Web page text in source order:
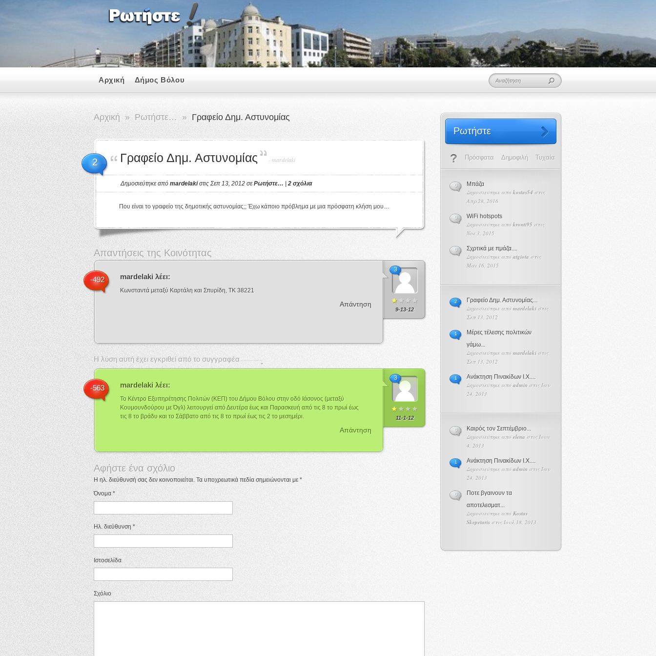
Αρχική Δήμος Βόλου
Αρχική » Ρωτήστε… » Γραφείο Δημ. Αστυνομίας
2 Γραφείο Δημ. Αστυνομίας - mardelaki
Δημοσιεύτηκε από mardelakiστις Σεπ 13, 2012 σεΡωτήστε… 2 σχόλια
Που είναι το γραφείο της δημοτικής αστυνομίας;; Έχω κάποιο πρόβλημα με μια πρόσφατη κλήση μου…
Απαντήσεις της Κοινότητας
3
9-13-12
mardelaki λέει:
Κωνσταντά μεταξύ Καρτάλη και Σπυρίδη, ΤΚ 38221
Απάντηση
-492
Η λύση αυτή έχει εγκριθεί από το συγγραφέα
3
11-1-12
mardelaki λέει:
Το Κέντρο Εξυπηρέτησης Πολιτών (ΚΕΠ) του Δήμου Βόλου στην οδό Ιάσονος (μεταξύ
Κουμουνδούρου με Όγλ) λειτουργεί από Δευτέρα έως και Παρασκευή από τις 8 το πρωί έως
τις 8 το βράδυ και το Σάββατο από τις 8 το πρωί έως τις 2 το μεσημέρι.
Απάντηση
-563
Αφήστε ένα σχόλιο
Η ηλ. διεύθυνσή σας δεν κοινοποιείται. Τα υποχρεωτικά πεδία σημειώνονται με *
Όνομα *
Ηλ. διεύθυνση *
Ιστοσελίδα
Σχόλιο
Ρωτήστε
Πρόσφατα Δημοφιλή Τυχαία
Μπάζα
Δημοσιεύτηκε από kostas54 στις
Απρ 28, 2016
0
WiFi hotspots
Δημοσιεύτηκε από kronti95 στις
Νοε 3, 2015
0
Σχρτικά με πμάζα....
Δημοσιεύτηκε από atgiota στις
Μάι 16, 2015
0
Γραφείο Δημ. Αστυνομίας...
Δημοσιεύτηκε από mardelaki στις
Σεπ 13, 2012
2
Μέρες τέλεσης πολιτικών
γάμω...
Δημοσιεύτηκε από mardelaki στις
Σεπ 13, 2012
1
Ανάκτηση Πινακίδων Ι.Χ....
Δημοσιεύτηκε από admin στις Ιαν
24, 2013
1
Καιρός τον Σεπτέμβριο...
Δημοσιεύτηκε από elena στις Ιουν
4, 2013
0
Ανάκτηση Πινακίδων Ι.Χ....
Δημοσιεύτηκε από admin στις Ιαν
24, 2013
1
Ποτε βγαινουν τα
αποτελεσματ...
Δημοσιεύτηκε από Kostas
Skepetaris στις Ιουλ 18, 2013
0